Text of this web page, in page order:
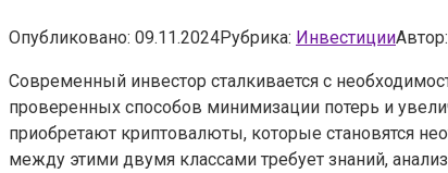
Опубликовано: 09.11.2024Рубрика: ИнвестицииАвтор:
Современный инвестор сталкивается с
проверенных способов минимизации потерь и
приобретают криптовалюты, которые становятся
между этими двумя классами требует знаний,